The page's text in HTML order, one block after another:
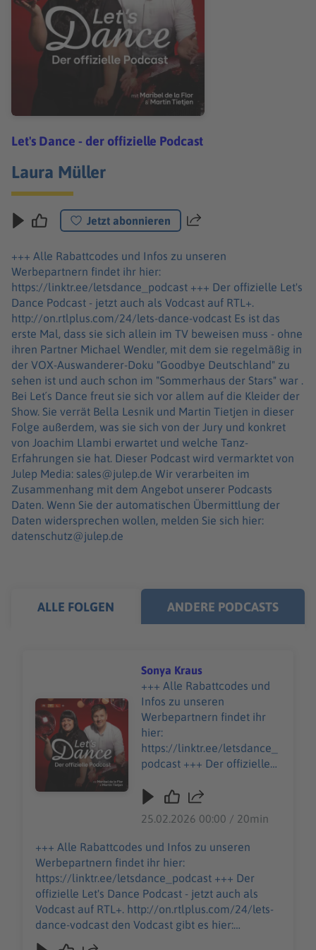
Let's Dance - der offizielle Podcast
Laura Müller
Jetzt abonnieren Teilen
+++ Alle Rabattcodes und Infos zu unseren
Werbepartnern findet ihr hier:
https://linktr.ee/letsdance_podcast +++ Der offizielle Let's
Dance Podcast - jetzt auch als Vodcast auf RTL+.
http://on.rtlplus.com/24/lets-dance-vodcast Es ist das
erste Mal, dass sie sich allein im TV beweisen muss - ohne
ihren Partner Michael Wendler, mit dem sie regelmäßig in
der VOX-Auswanderer-Doku "Goodbye Deutschland" zu
sehen ist und auch schon im "Sommerhaus der Stars" war .
Bei Let´s Dance freut sie sich vor allem auf die Kleider der
Show. Sie verrät Bella Lesnik und Martin Tietjen in dieser
Folge außerdem, was sie sich von der Jury und konkret
von Joachim Llambi erwartet und welche Tanz-
Erfahrungen sie hat. Dieser Podcast wird vermarktet von
Julep Media: sales@julep.de Wir verarbeiten im
Zusammenhang mit dem Angebot unserer Podcasts
Daten. Wenn Sie der automatischen Übermittlung der
Daten widersprechen wollen, melden Sie sich hier:
datenschutz@julep.de
ALLE FOLGEN ANDERE PODCASTS
Audiotitel - Sonya Kraus
Sonya Kraus
+++ Alle Rabattcodes und
Infos zu unseren
Werbepartnern findet ihr
hier:
https://linktr.ee/letsdance_
podcast +++ Der offizielle
auch als Vodcast auf RTL+.
s-dance-vodcast den
Vodcast gibt es hier:
https://plus.rtl.de/video-
tv/shows/lets-dance-der-
offizielle-video-podcast-
1063343 Moderations-
Ikone Sonya Kraus erzählt
Martin von ihrem langen,
25.02.2026 00:00 / 20min
+++ Alle Rabattcodes und Infos zu unseren
Werbepartnern findet ihr hier:
https://linktr.ee/letsdance_podcast +++ Der
offizielle Let's Dance Podcast - jetzt auch als
Vodcast auf RTL+. http://on.rtlplus.com/24/lets-
dance-vodcast den Vodcast gibt es hier:
https://plus.rtl.de/video-tv/shows/lets-dance-